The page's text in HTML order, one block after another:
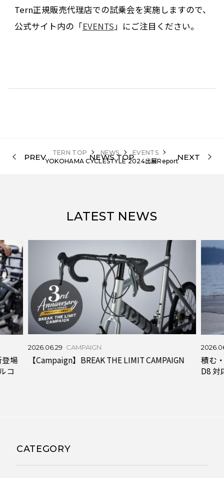
Tern正規販売代理店での試乗会を実施しますので、
公式サイト内の「EVENTS」にご注目ください。
TERN TOP NEWS
EVENTS
YOKOHAMA CYCLESTYLE 2024出展Report
PREV NEWS TOP NEXT
LATEST NEWS
2026.06.24 JOURNAL
積む・運ぶ・楽しむ。HSD P9 & Quick Haul
【
F1/
CATEGORY